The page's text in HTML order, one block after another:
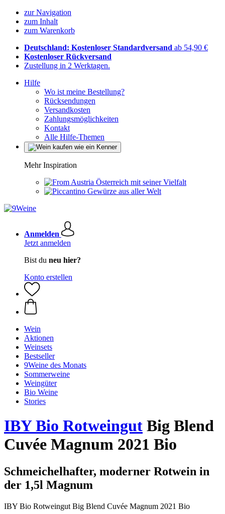
zur Navigation
zum Inhalt
zum Warenkorb
Deutschland: Kostenloser Standardversand ab 54,90 €
Kostenloser Rückversand
Zustellung in 2 Werktagen.
Hilfe
Wo ist meine Bestellung?
Rücksendungen
Versandkosten
Zahlungsmöglichkeiten
Kontakt
Alle Hilfe-Themen
Mehr Inspiration
Österreich mit seiner Vielfalt
Gewürze aus aller Welt
Anmelden
Jetzt anmelden
Bist du neu hier?
Konto erstellen
Wein
Aktionen
Weinsets
Bestseller
9Weine des Monats
Sommerweine
Weingüter
Bio Weine
Stories
IBY Bio Rotweingut Big Blend
Cuvée Magnum 2021 Bio
Schmeichelhafter, moderner Rotwein in
der 1,5l Magnum
IBY Bio Rotweingut Big Blend Cuvée Magnum 2021 Bio